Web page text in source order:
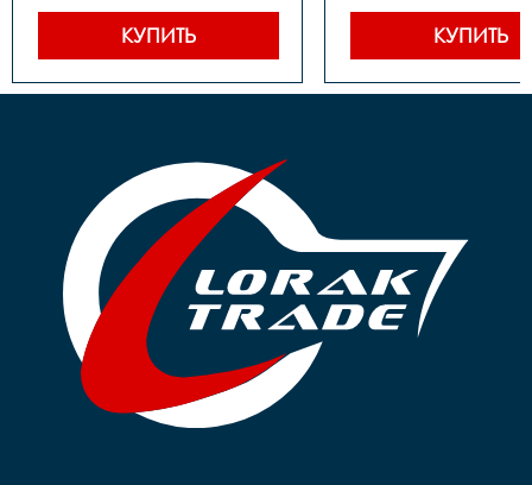
Задние звезды		сталь
Каретка
картридж
Тормоза		 задний-
Вынос		сталь
Руль		steel
Грипсы		цветные
Седло		детское на
пружинах
Педали		Пластиковые
Подседельный штырь
сталь
Вес		9.7 кг
КУПИТЬ
Задние звезды		сталь
Каретка
картридж
Тормоза		 задний-
пружинах
Подседельный
КУПИТЬ